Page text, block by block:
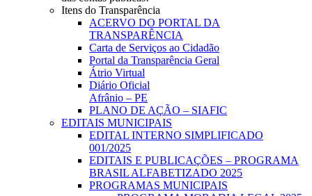
Itens do Transparência
ACERVO DO PORTAL DA
TRANSPARÊNCIA
Carta de Serviços ao Cidadão
Portal da Transparência Geral
Átrio Virtual
Diário Oficial
Afrânio – PE
PLANO DE AÇÃO – SIAFIC
EDITAIS MUNICIPAIS
EDITAL INTERNO SIMPLIFICADO
001/2025
EDITAIS E PUBLICAÇÕES – PROGRAMA
BRASIL ALFABETIZADO 2025
PROGRAMAS MUNICIPAIS